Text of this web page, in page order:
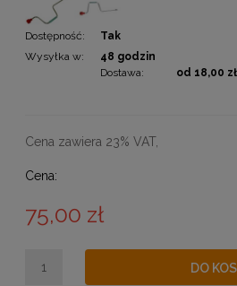
Dostępność:
Tak
Wysyłka w:
48 godzin
Dostawa:
od 18,00 zł
Cena nie zawiera
Cena zawiera 23% VAT,
Cena:
75,00 zł
DO